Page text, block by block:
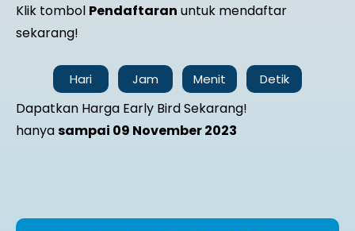
Klik tombol Pendaftaran untuk mendaftar
sekarang!
Hari Jam Menit Detik
Dapatkan Harga Early Bird Sekarang!
hanyasampai 09 November 2023